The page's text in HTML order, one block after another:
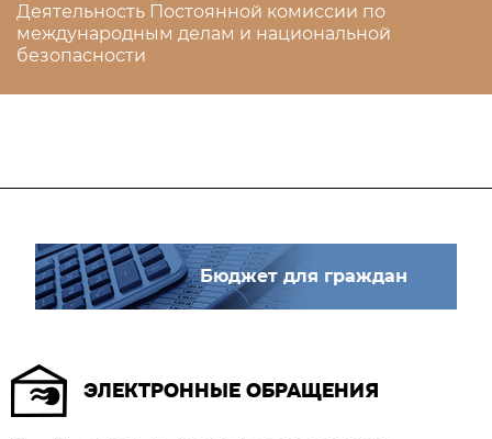
Деятельность Постоянной комиссии по
международным делам и национальной
безопасности
Бюджет для граждан
ЭЛЕКТРОННЫЕ ОБРАЩЕНИЯ